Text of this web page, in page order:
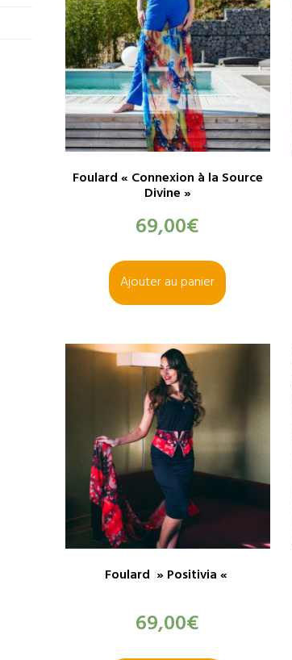
Foulard « Connexion à la Source
Divine »
69,00€
Ajouter au panier
Foulard » Positivia «
69,00€